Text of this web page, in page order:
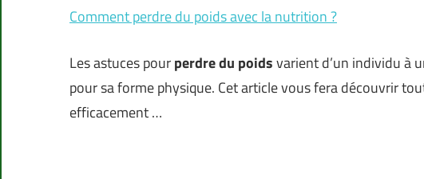
Comment perdre du poids avec la nutrition ?
Les astuces pourperdre du poidsvarient d’un individu à
pour sa forme physique. Cet article vous fera découvrir
efficacement …